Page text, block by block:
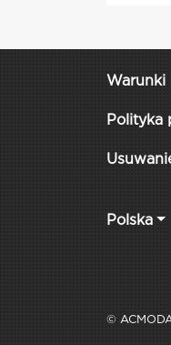
Warunki
Polityka
Polska
©